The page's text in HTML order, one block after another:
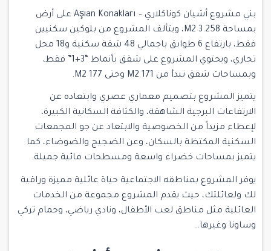
بني مشروع أشيان كوناكلاري – Aşian Konakları على أرض
بمساحة 3.258 M2، ويتألف المشروع من بلوكين سكنيين
فقط، بارتفاع 6 طوابق باجمالي 48 شقة سكنية و18 محل
تجاري، ويحتوي المشروع على شقق بأنماط “3+1” فقط،
وبمساحات شقق تبدأ من 171 M2 وحتى 177 M2.
يتميز المشروع بتصميم معماري عصري وابتعاده عن
الارتفاعات البرجية الشاهقة، والكثافة السكانية الكبيرة،
لإعطاء مزيداً من الخصوصية والابتعاد عن جو المجمعات
السكنية المكتظة بالسكان، وعن الضجيج والضوضاء، كما
يتميز بمساحات خضراء واسعة ومسطحات مائية جميلة.
يوفر المشروع بمناطقه الاجتماعية حياة عائلية مميزة وراقية
لك ولعائلتك، حيث يقدم المشروع مجموعة من الخدمات
العائلية مثل مناطق لعب الأطفال، ونادي رياضي، وحمام تركي
وساونا وغيرها…